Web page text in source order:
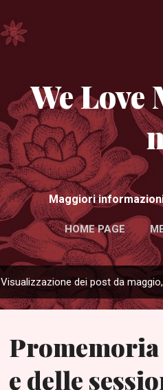
We
Maggiori
HOME PAGE
Visualizzazione dei post da
e delle